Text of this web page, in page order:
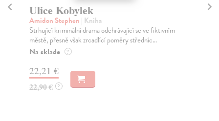
Ulice Kobylek
Amidon Stephen | Kniha
Strhující kriminální drama odehrávající se ve fiktivním
městě, přesně však zrcadlící poměry středníc...
Na sklade ?
22,21 €
22,90 € ?